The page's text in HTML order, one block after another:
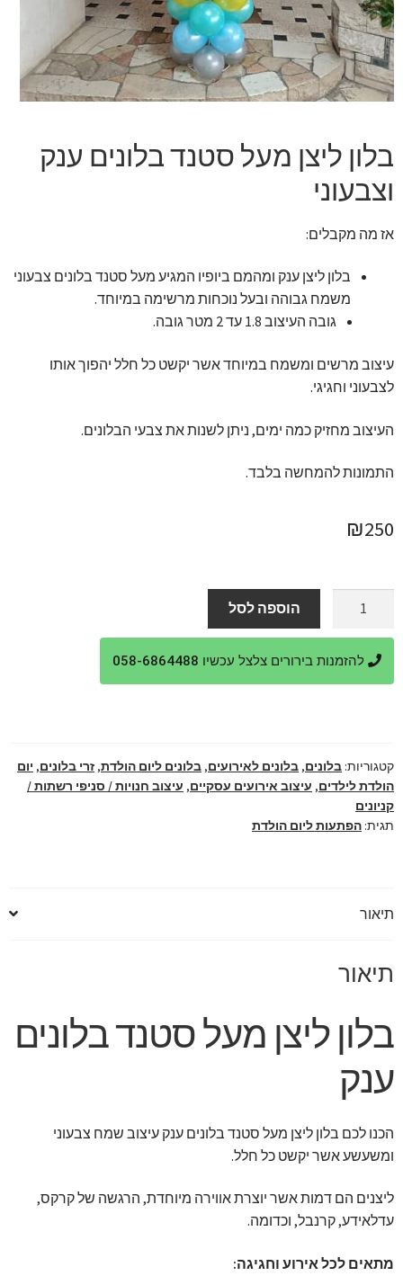
זר מתוק
בלונים בראשון לציון
תשלום
בלון ליצן מעל סטנד בלונים ענק
וצבעוני
אז מה מקבלים:
בלון ליצן ענק ומהמם ביופיו המגיע מעל סטנד בלונים צבעוני
משמח גבוהה ובעל נוכחות מרשימה במיוחד.
גובה העיצוב 1.8 עד 2 מטר גובה.
עיצוב מרשים ומשמח במיוחד אשר יקשט כל חלל יהפוך אותו
לצבעוני וחגיגי.
העיצוב מחזיק כמה ימים, ניתן לשנות את צבעי הבלונים.
התמונות להמחשה בלבד.
₪250
בלון
ליצן
מעל
וצבעוני
הוספה לסל
להזמנות בירורים צלצל עכשיו 058-6864488
קטגוריות: בלונים, בלונים לאירועים, בלונים ליום הולדת, זרי בלונים, יום
הולדת לילדים, עיצוב אירועים עסקיים, עיצוב חנויות / סניפי רשתות /
קניונים
תגית: הפתעות ליום הולדת
תיאור
תיאור
בלון ליצן מעל סטנד בלונים
ענק
הכנו לכם בלון ליצן מעל סטנד בלונים ענק עיצוב שמח צבעוני
ומשעשע אשר יקשט כל חלל.
ליצנים הם דמות אשר יוצרת אווירה מיוחדת, הרגשה של קרקס,
עדלאידע, קרנבל, וכדומה.
מתאים לכל אירוע וחגיגה: